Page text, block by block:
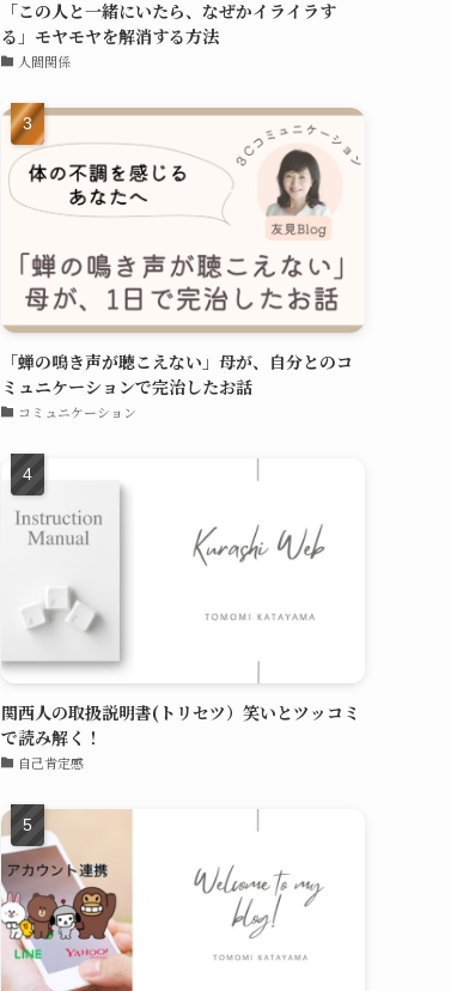
「この人と一緒にいたら、なぜかイライラす
る」モヤモヤを解消する方法
人間関係
「蝉の鳴き声が聴こえない」母が、自分とのコ
ミュニケーションで完治したお話
コミュニケーション
関西人の取扱説明書(トリセツ）笑いとツッコミ
で読み解く！
自己肯定感